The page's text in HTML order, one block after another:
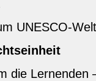
UNESCO-
die Lernenden